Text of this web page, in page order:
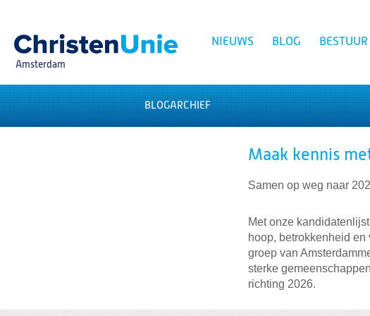
Spring
naar
inhoud
naar
Amsterdam
NIEUWS BLOG BESTUUR
Zoeken:
BLOGARCHIEF
Maak kennis
Samen op weg naar
Met onze
hoop, betrokkenheid
groep van
sterke
richting 2026.